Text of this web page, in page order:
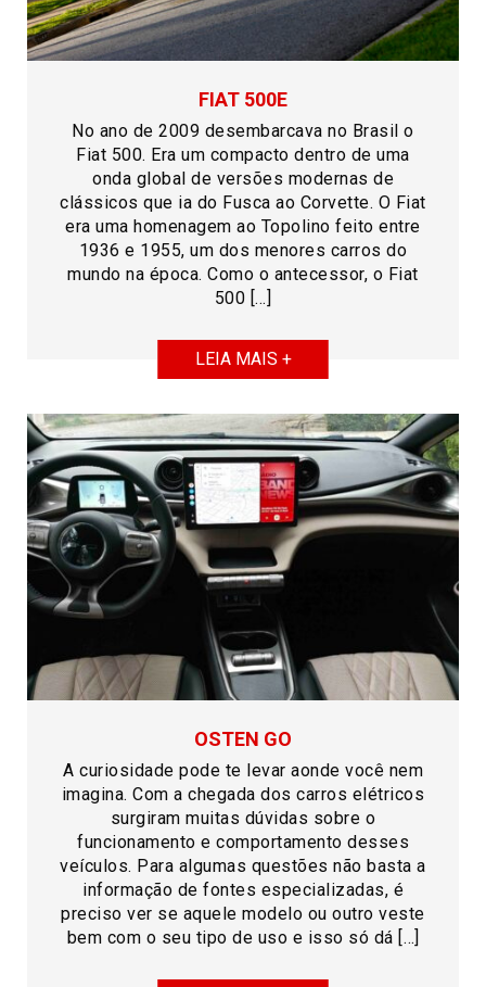
FIAT 500E
No ano de 2009 desembarcava no Brasil o
Fiat 500. Era um compacto dentro de uma
onda global de versões modernas de
clássicos que ia do Fusca ao Corvette. O Fiat
era uma homenagem ao Topolino feito entre
1936 e 1955, um dos menores carros do
mundo na época. Como o antecessor, o Fiat
500 […]
LEIA MAIS +
OSTEN GO
A curiosidade pode te levar aonde você nem
imagina. Com a chegada dos carros elétricos
surgiram muitas dúvidas sobre o
funcionamento e comportamento desses
veículos. Para algumas questões não basta a
informação de fontes especializadas, é
preciso ver se aquele modelo ou outro veste
bem com o seu tipo de uso e isso só dá […]